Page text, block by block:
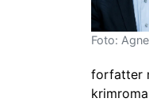
Foto:
forfatter